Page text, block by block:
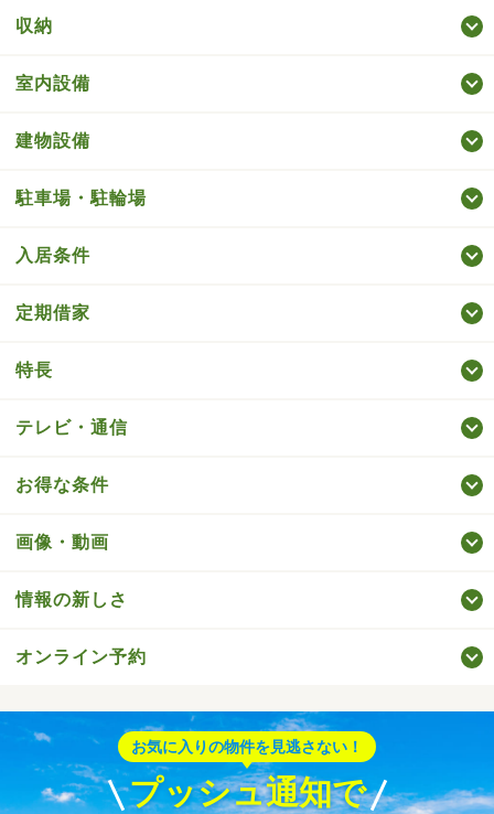
収納
室内設備
建物設備
駐車場・駐輪場
入居条件
定期借家
特長
テレビ・通信
お得な条件
画像・動画
情報の新しさ
オンライン予約
お気に入りの物件を見逃さない！
プッシュ通知で